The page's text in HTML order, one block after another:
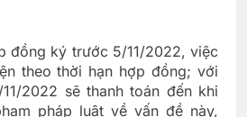
đồng ký trước 5/11/2022, việc
theo thời hạn hợp đồng; với
2022 sẽ thanh toán đến khi
pháp luật về vấn đề này,